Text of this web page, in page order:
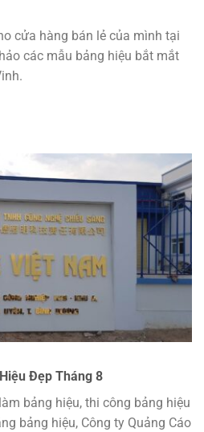
cửa hàng bán lẻ của mình tại
các mẫu bảng hiệu bắt mắt
Đẹp Tháng 8
bảng hiệu, thi công bảng hiệu
bảng hiệu, Công ty Quảng Cáo